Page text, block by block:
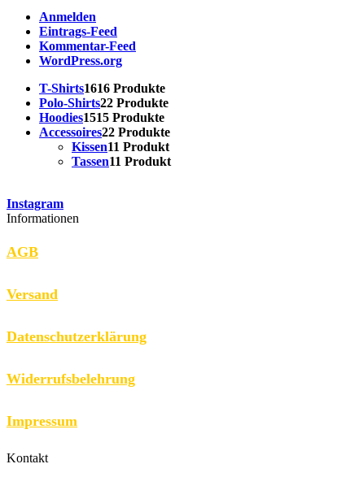
Anmelden
Eintrags-Feed
Kommentar-Feed
WordPress.org
T-Shirts1616 Produkte
Polo-Shirts22 Produkte
Hoodies1515 Produkte
Accessoires22 Produkte
Kissen11 Produkt
Tassen11 Produkt
Instagram
Informationen
AGB
Versand
Datenschutzerklärung
Widerrufsbelehrung
Impressum
Kontakt